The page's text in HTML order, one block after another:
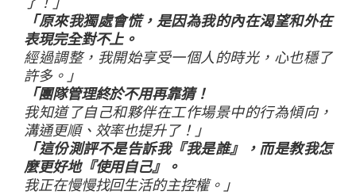
「原來我獨處會慌，是因為我的內在渴望和外在
表現完全對不上。
經過調整，我開始享受一個人的時光，心也穩了
許多。」
「團隊管理終於不用再靠猜！
我知道了自己和夥伴在工作場景中的行為傾向，
溝通更順、效率也提升了！」
「這份測評不是告訴我『我是誰』，而是教我怎
麼更好地『使用自己』。
我正在慢慢找回生活的主控權。」